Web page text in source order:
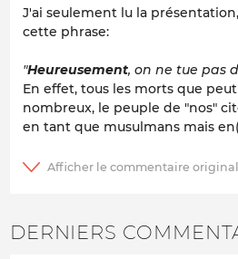
J'ai seulement lu la
cette phrase:
"Heureusement, on ne tue pas
En effet, tous les morts que
nombreux, le peuple de "nos"
en tant que musulmans mais
DERNIERS